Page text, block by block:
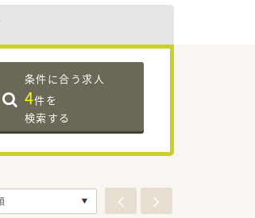
条件に合う求人
4件を
検索する